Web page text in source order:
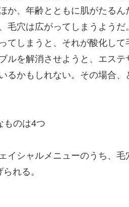
か、年齢とともに肌がたるん
毛穴は広がってしまうようだ
てしまうと、それが酸化し
ルを解消させようと、エス
るかもしれない。その場合、
ものは4つ
イシャルメニューのうち、毛
れる。